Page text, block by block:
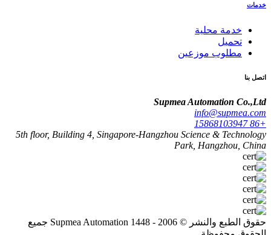
خدمات
خدمة محلية
تحميل
مطلوب موزعين
اتصل بنا
Supmea Automation Co.,Ltd
info@supmea.com
+86 15868103947
5th floor, Building 4, Singapore-Hangzhou Science & Technology
Park, Hangzhou, China
حقوق الطبع والنشر © 2006 - 1448 Supmea Automation جميع